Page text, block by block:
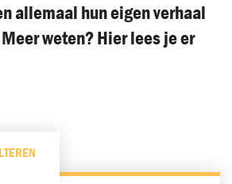
allemaal hun eigen verhaal
weten? Hier lees je er